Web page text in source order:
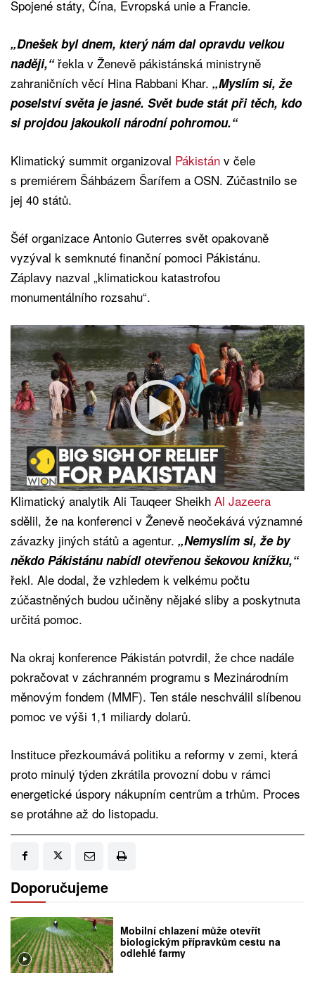
Spojené státy, Čína, Evropská unie a Francie.
„Dnešek byl dnem, který nám dal opravdu velkou
naději,“řekla v Ženevě pákistánská ministryně
zahraničních věcí Hina Rabbani Khar. „Myslím si, že
poselství světa je jasné. Svět bude stát při těch, kdo
si projdou jakoukoli národní pohromou.“
Klimatický summit organizoval Pákistán v čele
s premiérem Šáhbázem Šarífem a OSN. Zúčastnilo se
jej 40 států.
Šéf organizace Antonio Guterres svět opakovaně
vyzýval k semknuté finanční pomoci Pákistánu.
Záplavy nazval „klimatickou katastrofou
monumentálního rozsahu“.
Klimatický analytik Ali Tauqeer Sheikh Al Jazeera
sdělil, že na konferenci v Ženevě neočekává významné
závazky jiných států a agentur. „Nemyslím si, že by
někdo Pákistánu nabídl otevřenou šekovou knížku,“
řekl. Ale dodal, že vzhledem k velkému počtu
zúčastněných budou učiněny nějaké sliby a poskytnuta
určitá pomoc.
Na okraj konference Pákistán potvrdil, že chce nadále
pokračovat v záchranném programu s Mezinárodním
měnovým fondem (MMF). Ten stále neschválil slíbenou
pomoc ve výši 1,1 miliardy dolarů.
Instituce přezkoumává politiku a reformy v zemi, která
proto minulý týden zkrátila provozní dobu v rámci
energetické úspory nákupním centrům a trhům. Proces
se protáhne až do listopadu.
Doporučujeme
Mobilní chlazení může otevřít
biologickým přípravkům cestu na
odlehlé farmy